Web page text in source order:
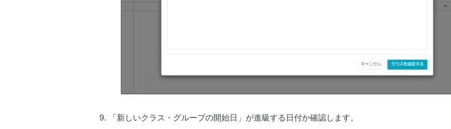
「新しいクラス・グループの開始日」が進級する日付か確認します。